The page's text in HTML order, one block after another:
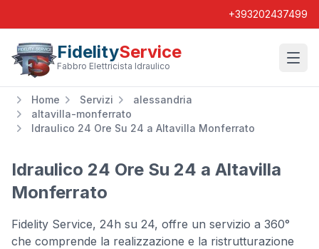
+393202437499
FidelityService
Fabbro Elettricista Idraulico
Home Servizi
alessandria
altavilla-monferrato
Idraulico 24 Ore Su 24 a Altavilla Monferrato
Idraulico 24 Ore Su 24 a Altavilla
Monferrato
Fidelity Service, 24h su 24, offre un servizio a 360°
che comprende la realizzazione e la ristrutturazione